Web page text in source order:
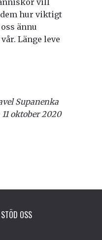
vill
hur viktigt
ännu
Länge leve
Supanenka
11 oktober 2020
STÖD OSS